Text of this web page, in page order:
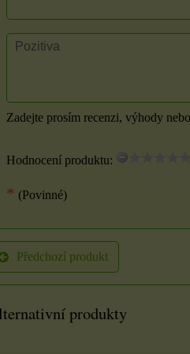
Zadejte prosím recenzi, výhody
Hodnocení produktu:
* (Povinné)
Předchozí produkt
produkty
sáčky 7x9
cm
sáčky najdou
při rychlém
dárků,...
5 Kč